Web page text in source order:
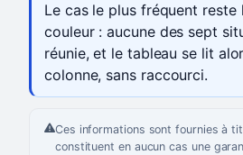
Le cas le plus fréquent reste
couleur : aucune des sept
réunie, et le tableau se lit
colonne, sans raccourci.
Ces informations sont fournies à
constituent en aucun cas une